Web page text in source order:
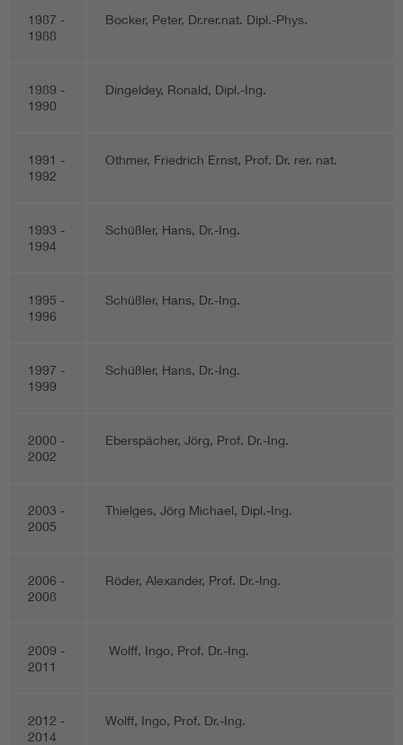
1987 -
1988
Bocker, Peter, Dr.rer.nat. Dipl.-Phys.
1989 -
1990
Dingeldey, Ronald, Dipl.-Ing.
1991 -
1992
Othmer, Friedrich Ernst, Prof. Dr. rer. nat.
1993 -
1994
Schüßler, Hans, Dr.-Ing.
1995 -
1996
Schüßler, Hans, Dr.-Ing.
1997 -
1999
Schüßler, Hans, Dr.-Ing.
2000 -
2002
Eberspächer, Jörg, Prof. Dr.-Ing.
2003 -
2005
Thielges, Jörg Michael, Dipl.-Ing.
2006 -
2008
Röder, Alexander, Prof. Dr.-Ing.
2009 -
2011
Wolff, Ingo, Prof. Dr.-Ing.
2012 -
2014
Wolff, Ingo, Prof. Dr.-Ing.